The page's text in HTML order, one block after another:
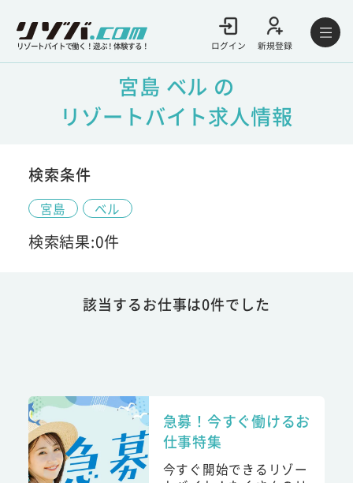
リゾートバイトで働く！遊ぶ！体験する！ ログイン 新規登録
宮島 ベル の
リゾートバイト求人情報
検索条件
宮島 ベル
検索結果:0件
該当するお仕事は0件でした
急募！今すぐ働けるお
仕事特集
今すぐ開始できるリゾー